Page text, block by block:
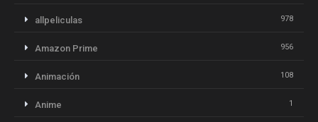
allpeliculas 978
Amazon Prime 956
Animación 108
Anime 1